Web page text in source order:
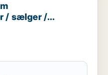
/ sælger /
medarbejder